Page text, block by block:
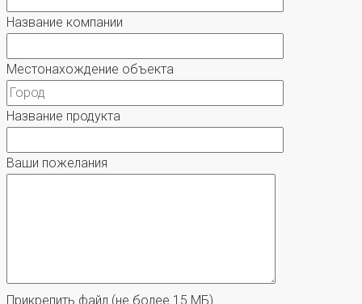
Название компании
Местонахождение объекта
Название продукта
Ваши пожелания
Прикрепить файл (не более 15 МБ)